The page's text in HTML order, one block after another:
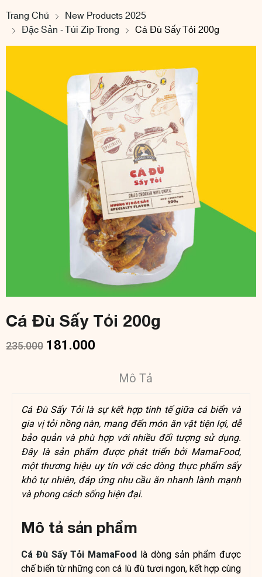
Trang Chủ
New Products 2025
Đặc Sản - Túi Zip Trong
Cá Đù Sấy Tỏi 200g
Cá Đù Sấy Tỏi 200g
235.000 181.000
Mô Tả
Cá Đù Sấy Tỏi là sự kết hợp tinh tế giữa cá biển và
gia vị tỏi nồng nàn, mang đến món ăn vặt tiện lợi, dễ
bảo quản và phù hợp với nhiều đối tượng sử dụng.
Đây là sản phẩm được phát triển bởi MamaFood,
một thương hiệu uy tín với các dòng thực phẩm sấy
khô tự nhiên, đáp ứng nhu cầu ăn nhanh lành mạnh
và phong cách sống hiện đại.
Mô tả sản phẩm
Cá Đù Sấy Tỏi MamaFood là dòng sản phẩm được
chế biến từ những con cá lù đù tươi ngon, kết hợp cùng